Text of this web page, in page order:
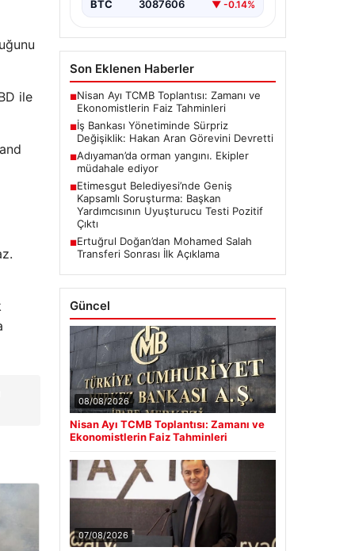
ile
BTC 3087606 ▼ -0.14%
Son Eklenen Haberler
■Nisan Ayı TCMB Toplantısı: Zamanı ve
Ekonomistlerin Faiz Tahminleri
■İş Bankası Yönetiminde Sürpriz
Değişiklik: Hakan Aran Görevini Devretti
■Adıyaman’da orman yangını. Ekipler
müdahale ediyor
■Etimesgut Belediyesi’nde Geniş
Kapsamlı Soruşturma: Başkan
Yardımcısının Uyuşturucu Testi Pozitif
Çıktı
■Ertuğrul Doğan’dan Mohamed Salah
Transferi Sonrası İlk Açıklama
Güncel
08/08/2026
Nisan Ayı TCMB Toplantısı: Zamanı ve
Ekonomistlerin Faiz Tahminleri
07/08/2026